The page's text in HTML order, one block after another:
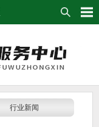
行业新闻